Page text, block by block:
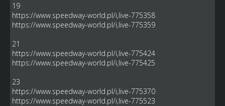
19
https://www.speedway-world.pl/i,live-775358
https://www.speedway-world.pl/i,live-775359
21
https://www.speedway-world.pl/i,live-775424
https://www.speedway-world.pl/i,live-775425
23
https://www.speedway-world.pl/i,live-775370
https://www.speedway-world.pl/i,live-775523